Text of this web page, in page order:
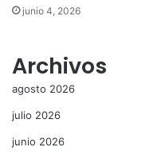
junio 4, 2026
Archivos
agosto 2026
julio 2026
junio 2026